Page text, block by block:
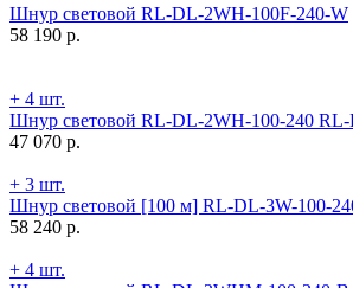
Шнур световой RL-DL-2WH-100F-240-W
58 190 р.
+ 4 шт.
Шнур световой RL-DL-2WH-100-240
47 070 р.
+ 3 шт.
Шнур световой [100 м] RL-DL-3W-100-
58 240 р.
+ 4 шт.